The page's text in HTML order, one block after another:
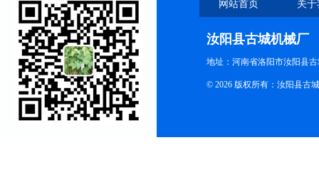
网站首页 关
汝阳县古城机械厂
地址：河南省洛阳市汝阳县
© 2026 版权所有：汝阳县古